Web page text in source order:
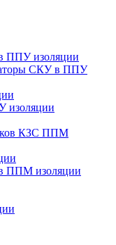
ППУ изоляции
СКУ в ППУ
изоляции
КЗС ППМ
ППМ изоляции